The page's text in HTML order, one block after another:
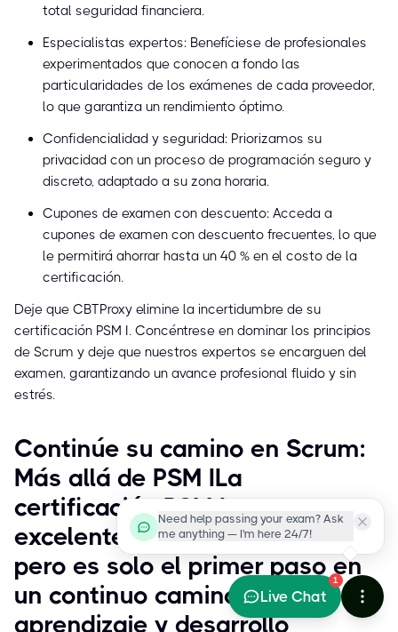
total seguridad financiera.
Especialistas expertos: Benefíciese de profesionales
experimentados que conocen a fondo las
particularidades de los exámenes de cada proveedor,
lo que garantiza un rendimiento óptimo.
Confidencialidad y seguridad: Priorizamos su
privacidad con un proceso de programación seguro y
discreto, adaptado a su zona horaria.
Cupones de examen con descuento: Acceda a
cupones de examen con descuento frecuentes, lo que
le permitirá ahorrar hasta un 40 % en el costo de la
certificación.
Deje que CBTProxy elimine la incertidumbre de su
certificación PSM I. Concéntrese en dominar los principios
de Scrum y deje que nuestros expertos se encarguen del
examen, garantizando un avance profesional fluido y sin
estrés.
Continúe su camino en Scrum:
Más allá de PSM ILa
certificación PSM I es un
excelente punto de partida,
pero es solo el primer paso en
un continuo camino de
aprendizaje y desarrollo
Need help passing your exam? Ask
me anything — I'm here 24/7!
1
Live Chat